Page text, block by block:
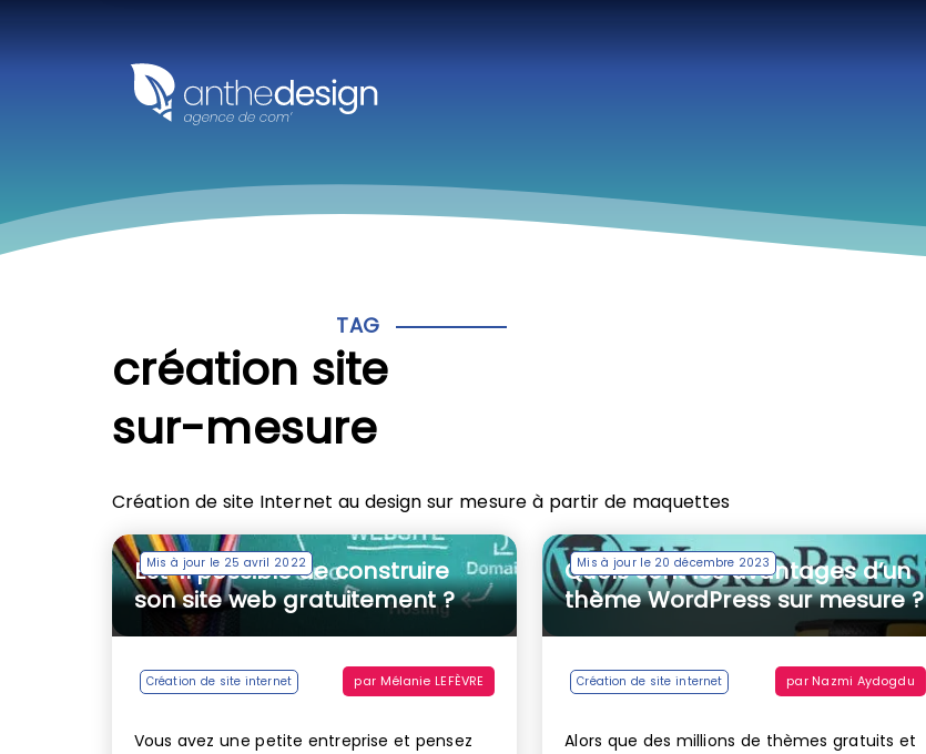
TAG
création site
sur-mesure
Création de site Internet au design sur mesure à partir de maquettes
Mis à jour le 25 avril 2022
Est-il possible de construire
son site web gratuitement ?
Création de site internet par Mélanie LEFÈVRE
Vous avez une petite entreprise et pensez
Mis à jour le 20 décembre 2023
Quels sont les avantages d’un
thème WordPress sur mesure ?
Création de site internet par Nazmi Aydogdu
Alors que des millions de thèmes gratuits et